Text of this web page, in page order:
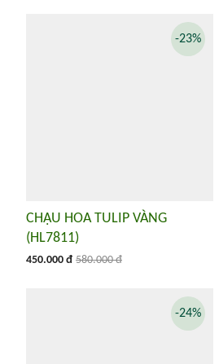
CHẬU HOA TULIP VÀNG
(HL7811)
450.000 đ 580.000 đ
-23%
-24%